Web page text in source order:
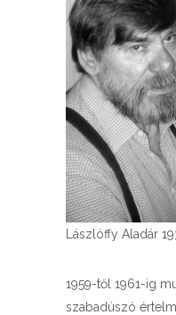
Lászlóffy Aladár
1959-től 1961-ig
szabadúszó